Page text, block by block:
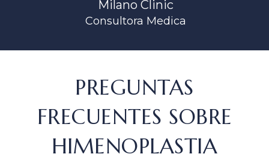
Milano Clinic
Consultora Medica
PREGUNTAS
FRECUENTES SOBRE
HIMENOPLASTIA